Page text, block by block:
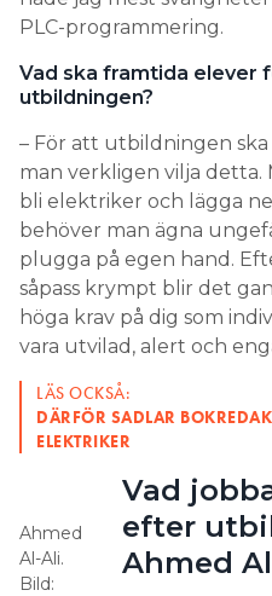
PLC-programmering.
Vad ska framtida elever
utbildningen?
– För att utbildningen ska
man verkligen vilja detta.
bli elektriker och lägga
behöver man ägna
plugga på egen hand.
såpass krympt blir det
höga krav på dig som
vara utvilad, alert och
LÄS OCKSÅ:
DÄRFÖR SADLAR
ELEKTRIKER
Ahmed
Al-Ali.
Bild:
Vad
efter
Ahmed